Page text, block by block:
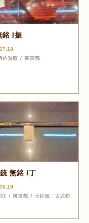
銘 1振
込買取 東京都
無銘 1丁
東京都 火縄銃・古式銃